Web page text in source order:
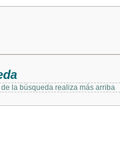
la búsqueda realiza más arriba